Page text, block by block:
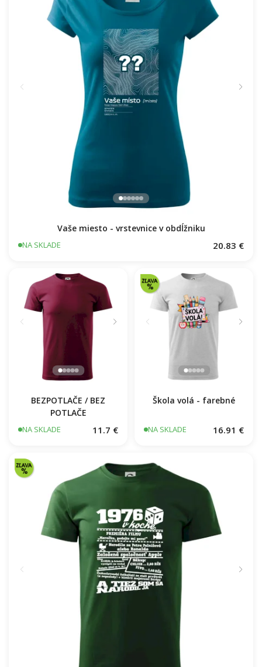
Vaše miesto - vrstevnice v obdĺžniku
NA SKLADE 20.83 €
BEZPOTLAČE / BEZ
POTLAČE
NA SKLADE 11.7 €
Škola volá - farebné
NA SKLADE 16.91 €